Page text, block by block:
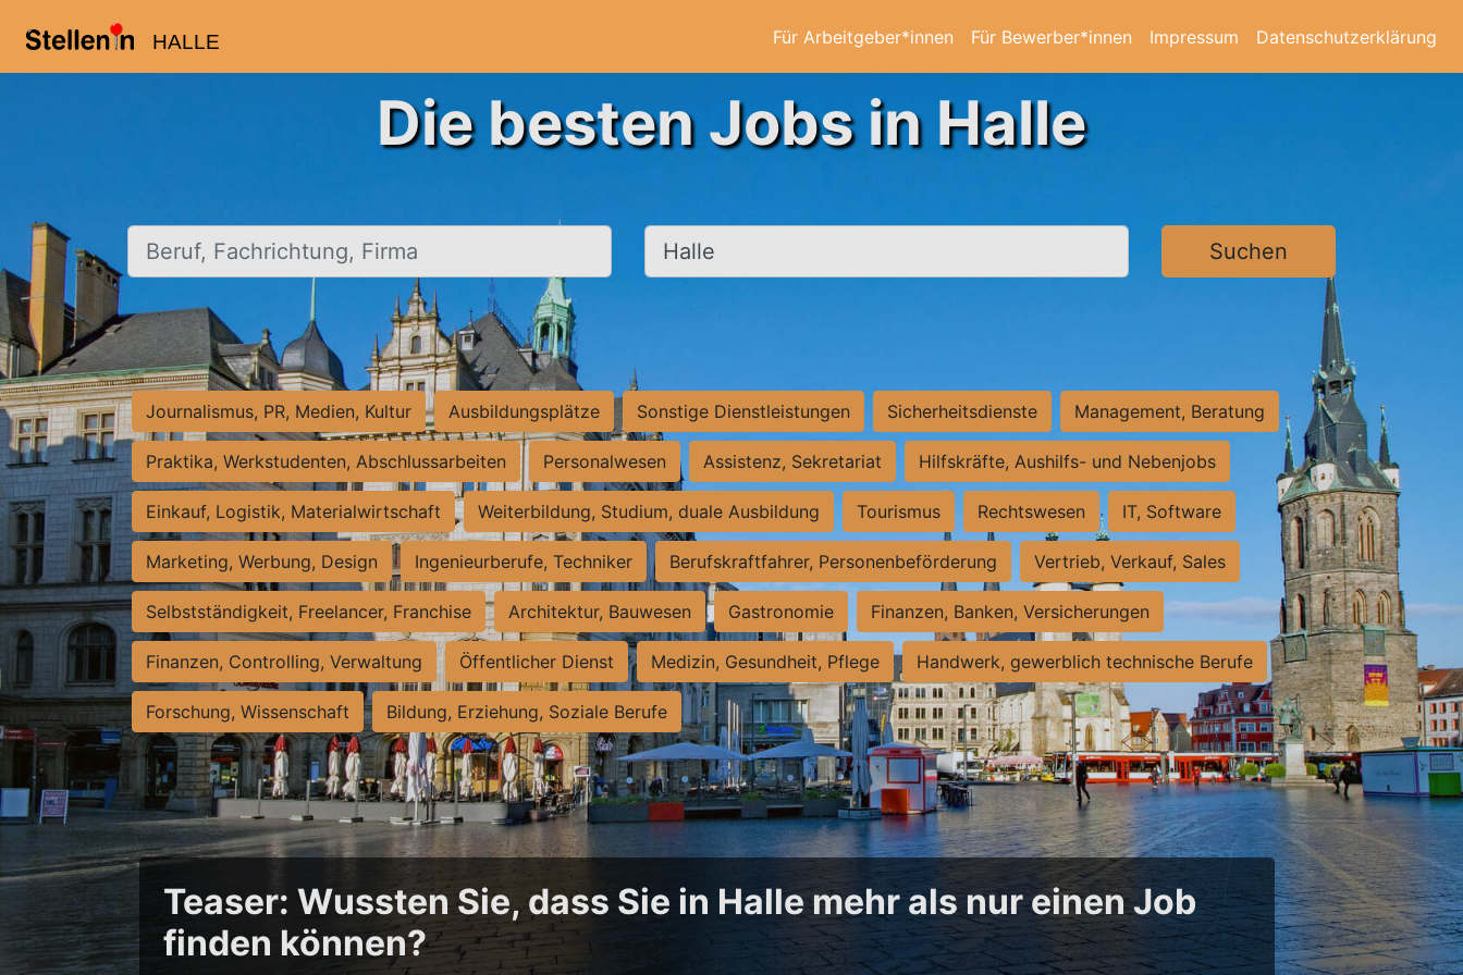
HALLE Für Arbeitgeber*innen Für Bewerber*innen Impressum Datenschutzerklärung
Die besten Jobs in Halle
Beruf, Fachrichtung, Firma Ort, Stadt Suchen
Journalismus, PR, Medien, Kultur Ausbildungsplätze Sonstige Dienstleistungen Sicherheitsdienste Management, Beratung
Praktika, Werkstudenten, Abschlussarbeiten Personalwesen Assistenz, Sekretariat Hilfskräfte, Aushilfs- und Nebenjobs
Einkauf, Logistik, Materialwirtschaft Weiterbildung, Studium, duale Ausbildung Tourismus Rechtswesen IT, Software
Marketing, Werbung, Design Ingenieurberufe, Techniker Berufskraftfahrer, Personenbeförderung Vertrieb, Verkauf, Sales
Selbstständigkeit, Freelancer, Franchise Architektur, Bauwesen Gastronomie Finanzen, Banken, Versicherungen
Finanzen, Controlling, Verwaltung Öffentlicher Dienst Medizin, Gesundheit, Pflege Handwerk, gewerblich technische Berufe
Forschung, Wissenschaft Bildung, Erziehung, Soziale Berufe
Teaser: Wussten Sie, dass Sie in Halle mehr als nur einen Job
finden können?